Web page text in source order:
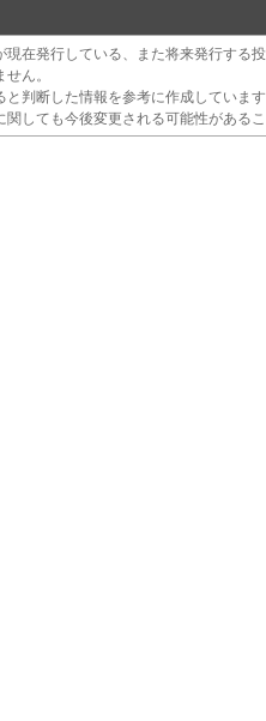
在発行している、また将来発行する
ん。
判断した情報を参考に作成していま
しても今後変更される可能性がある